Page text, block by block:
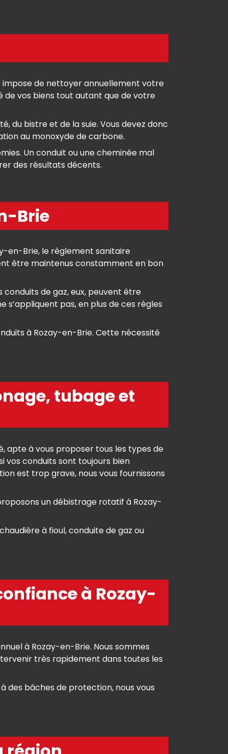
impose de nettoyer annuellement votre
de vos biens tout autant que de votre
du bistre et de la suie. Vous devez donc
au monoxyde de carbone.
Un conduit ou une cheminée mal
des résultats décents.
Brie
en-Brie, le règlement sanitaire
être maintenus constamment en bon
de gaz, eux, peuvent être
s’appliquent pas, en plus de ces règles
à Rozay-en-Brie. Cette nécessité
tubage et
apte à vous proposer tous les types de
vos conduits sont toujours bien
est trop grave, nous vous fournissons
un débistrage rotatif à Rozay-
à fioul, conduite de gaz ou
à Rozay-
à Rozay-en-Brie. Nous sommes
très rapidement dans toutes les
des bâches de protection, nous vous